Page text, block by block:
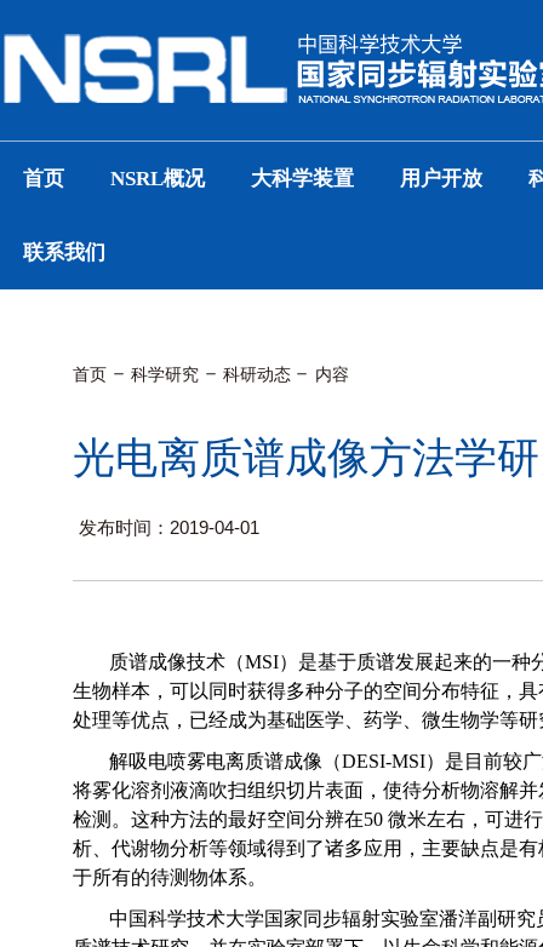
首页 NSRL概况 大科学装置 用户开放
联系我们
首页 科学研究 科研动态 内容
光电离质谱成像方法学
发布时间：2019-04-01
质谱成像技术（MSI）是基于质谱发展起来的一种
生物样本，可以同时获得多种分子的空间分布特征，
处理等优点，已经成为基础医学、药学、微生物学等
解吸电喷雾电离质谱成像（DESI-MSI）是目前较
将雾化溶剂液滴吹扫组织切片表面，使待分析物溶解
检测。这种方法的最好空间分辨在50 微米左右，可进
析、代谢物分析等领域得到了诸多应用，主要缺点是
于所有的待测物体系。
中国科学技术大学国家同步辐射实验室潘洋副研